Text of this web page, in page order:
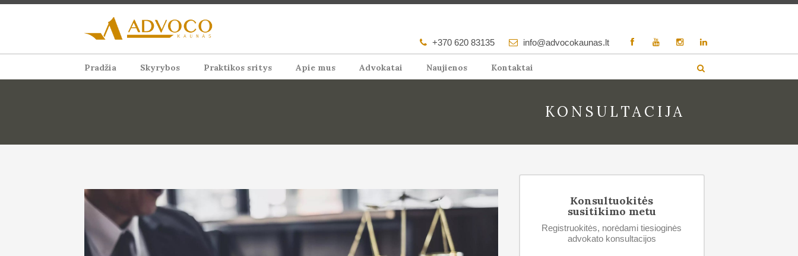
+370 620 83135 info@advocokaunas.lt
Pradžia Skyrybos Praktikos sritys Apie mus Advokatai Naujienos Kontaktai
KONSULTACIJA
Konsultuokitės
susitikimo metu
Registruokitės, norėdami tiesioginės
advokato konsultacijos